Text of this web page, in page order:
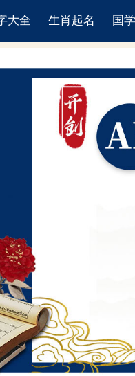
大全 生肖起名 国